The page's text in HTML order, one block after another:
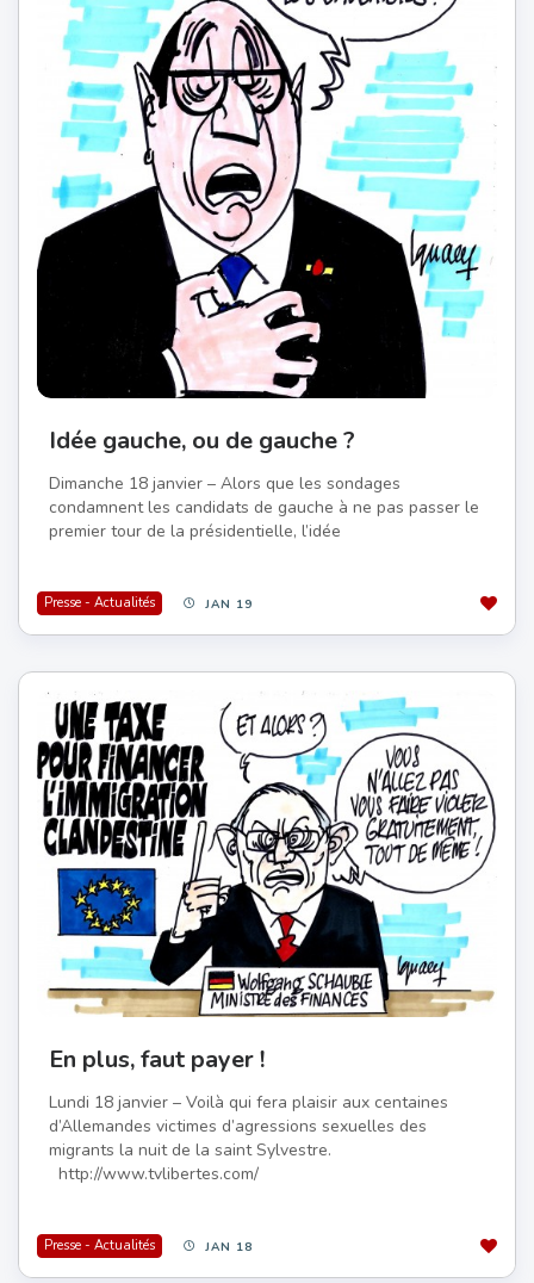
Idée gauche, ou de gauche ?
Dimanche 18 janvier – Alors que les sondages
condamnent les candidats de gauche à ne pas passer le
premier tour de la présidentielle, l’idée
Presse - Actualités JAN 19
En plus, faut payer !
Lundi 18 janvier – Voilà qui fera plaisir aux centaines
d’Allemandes victimes d’agressions sexuelles des
migrants la nuit de la saint Sylvestre.
http://www.tvlibertes.com/
Presse - Actualités JAN 18